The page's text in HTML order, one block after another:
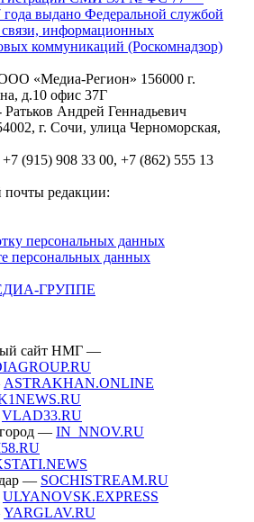
года выдано Федеральной службой
связи, информационных
коммуникаций (Роскомнадзор)
«Медиа-Регион» 156000 г.
д.10 офис 37Г
Андрей Геннадьевич
г. Сочи, улица Черноморская,
(915) 908 33 00, +7 (862) 555 13
почты редакции:
персональных данных
персональных данных
ГРУППЕ
сайт НМГ —
ASTRAKHAN.ONLINE
VLAD33.RU
— IN_NNOV.RU
— SOCHISTREAM.RU
ULYANOVSK.EXPRESS
YARGLAV.RU